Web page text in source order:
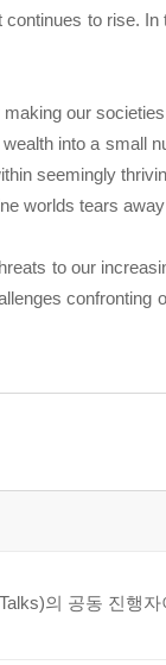
to rise.
our
into a small
seemingly
worlds tears
to our
의 공동 진행